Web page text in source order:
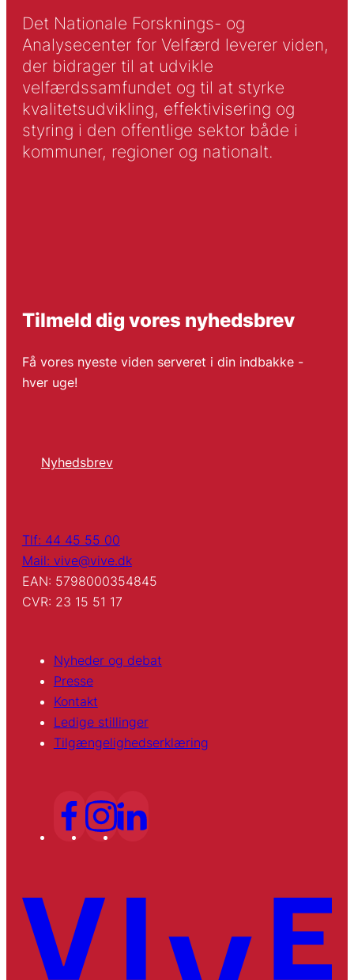
Det Nationale Forsknings- og
Analysecenter for Velfærd leverer viden,
der bidrager til at udvikle
velfærdssamfundet og til at styrke
kvalitetsudvikling, effektivisering og
styring i den offentlige sektor både i
kommuner, regioner og nationalt.
Tilmeld dig vores nyhedsbrev
Få vores nyeste viden serveret i din indbakke -
hver uge!
Nyhedsbrev
Tlf: 44 45 55 00
Mail: vive@vive.dk
EAN: 5798000354845
CVR: 23 15 51 17
Nyheder og debat
Presse
Kontakt
Ledige stillinger
Tilgængelighedserklæring